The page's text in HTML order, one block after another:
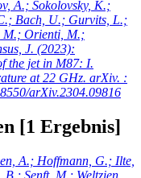
A.; Sokolovsky, K.;
Bach, U.; Gurvits, L.;
M.; Orienti, M.;
J. (2023):
the jet in M87: I.
at 22 GHz. arXiv. :
arXiv.2304.09816
[1 Ergebnis]
A.; Hoffmann, G.; Ilte,